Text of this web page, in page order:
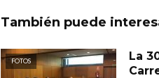
También puede
FOTOS
La